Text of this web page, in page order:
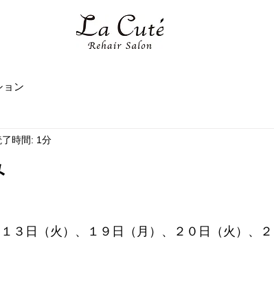
ョン
了時間: 1分
３日（火）、１９日（月）、２０日（火）、